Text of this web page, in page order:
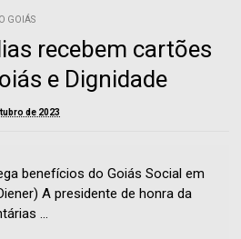
GOIÁS
recebem cartões
e Dignidade
de 2023
benefícios do Goiás Social em
A presidente de honra da
...